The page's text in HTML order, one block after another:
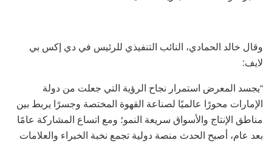
وقال خالد الحمادي، النائب التنفيذي للرئيس في دي إكس بي
لايف:
“يجسد المعرض استمرار نجاح الرؤية التي جعلت من دولة
الإمارات محورًا عالميًا لصناعة القهوة المختصة وجسرًا يربط بين
مناطق الإنتاج والأسواق سريعة النمو؛ ومع اتساع المشاركة عامًا
بعد عام، أصبح الحدث منصة دولية تجمع نخبة الخبراء والعلامات